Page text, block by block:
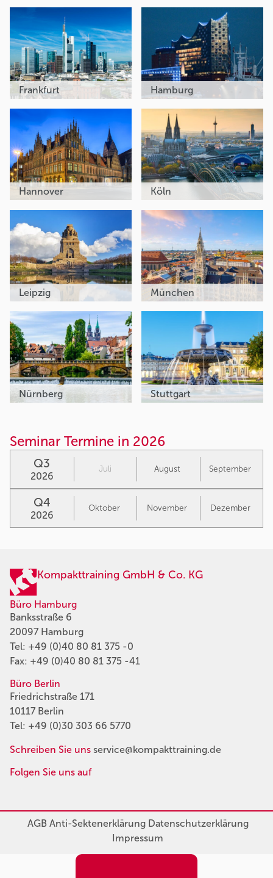
Frankfurt Hamburg
Hannover Köln
Leipzig München
Nürnberg Stuttgart
Seminar Termine in 2026
Q3
2026
Juli August September
Q4
2026
Oktober November Dezember
Kompakttraining GmbH & Co. KG
Büro Hamburg
Banksstraße 6
20097 Hamburg
Tel: +49 (0)40 80 81 375 -0
Fax: +49 (0)40 80 81 375 -41
Büro Berlin
Friedrichstraße 171
10117 Berlin
Tel: +49 (0)30 303 66 5770
Schreiben Sie uns service@kompakttraining.de
Folgen Sie uns auf
AGBAnti-SektenerklärungDatenschutzerklärung
Impressum